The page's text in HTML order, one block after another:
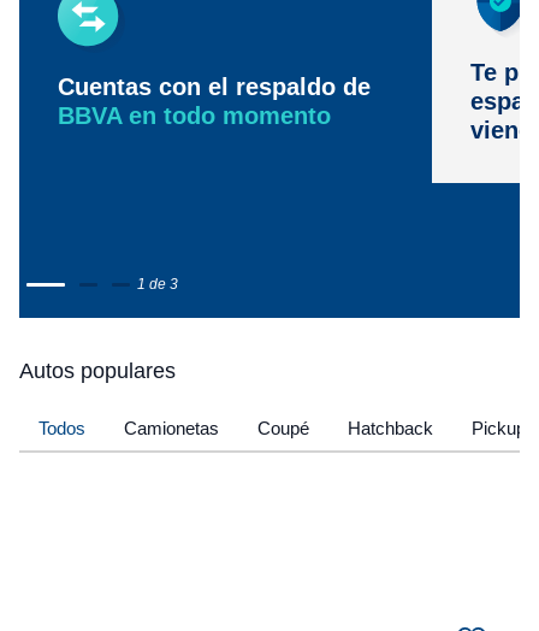
Cuentas con el respaldo de
BBVA en todo momento
Te
1 de 3
Autos populares
Todos Camionetas Coupé Hatchback Pickup